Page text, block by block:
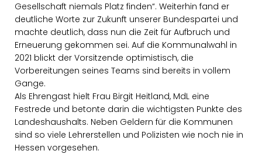
Gesellschaft niemals Platz finden“. Weiterhin fand er
deutliche Worte zur Zukunft unserer Bundespartei und
machte deutlich, dass nun die Zeit für Aufbruch und
Erneuerung gekommen sei. Auf die Kommunalwahl in
2021 blickt der Vorsitzende optimistisch, die
Vorbereitungen seines Teams sind bereits in vollem
Gange.
Als Ehrengast hielt Frau Birgit Heitland, MdL eine
Festrede und betonte darin die wichtigsten Punkte des
Landeshaushalts. Neben Geldern für die Kommunen
sind so viele Lehrerstellen und Polizisten wie noch nie in
Hessen vorgesehen.